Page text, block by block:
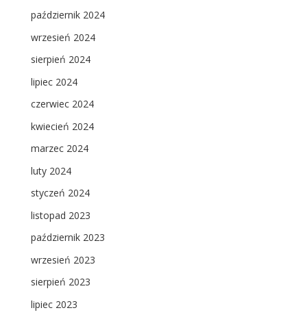
październik 2024
wrzesień 2024
sierpień 2024
lipiec 2024
czerwiec 2024
kwiecień 2024
marzec 2024
luty 2024
styczeń 2024
listopad 2023
październik 2023
wrzesień 2023
sierpień 2023
lipiec 2023